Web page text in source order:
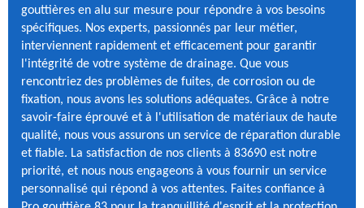
gouttières en alu sur mesure pour répondre à vos besoins
spécifiques. Nos experts, passionnés par leur métier,
interviennent rapidement et efficacement pour garantir
l'intégrité de votre système de drainage. Que vous
rencontriez des problèmes de fuites, de corrosion ou de
fixation, nous avons les solutions adéquates. Grâce à notre
savoir-faire éprouvé et à l'utilisation de matériaux de haute
qualité, nous vous assurons un service de réparation durable
et fiable. La satisfaction de nos clients à 83690 est notre
priorité, et nous nous engageons à vous fournir un service
personnalisé qui répond à vos attentes. Faites confiance à